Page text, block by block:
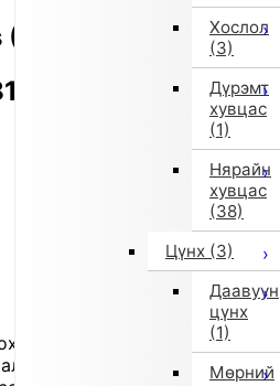
Хослол
(3)
Дүрэмт
хувцас
(1)
Нярайн
хувцас
(38)
Цүнх (3)
Даавуун
цүнх
(1)
Мөрний
OFF 339,200 ₮
хэмжээ сонгох
биеийн хэмжээтэйгээ